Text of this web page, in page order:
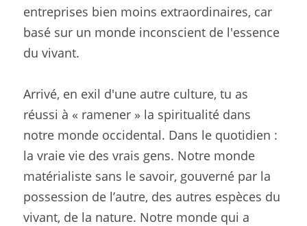
entreprises bien moins extraordinaires, car
basé sur un monde inconscient de l'essence
du vivant.
Arrivé, en exil d'une autre culture, tu as
réussi à « ramener » la spiritualité dans
notre monde occidental. Dans le quotidien :
la vraie vie des vrais gens. Notre monde
matérialiste sans le savoir, gouverné par la
possession de l’autre, des autres espèces du
vivant, de la nature. Notre monde qui a